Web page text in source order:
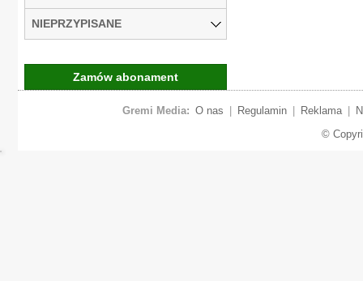
NIEPRZYPISANE
Zamów abonament
Gremi Media: O nas Regulamin Reklama
©